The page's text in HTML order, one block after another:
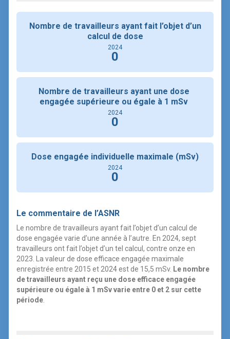
Nombre de travailleurs ayant fait l’objet d’un
calcul de dose
2024
0
Nombre de travailleurs ayant une dose
engagée supérieure ou égale à 1 mSv
2024
0
Dose engagée individuelle maximale (mSv)
2024
0
Le commentaire de l’ASNR
Le nombre de travailleurs ayant fait l’objet d’un calcul de
dose engagée varie d’une année à l’autre. En 2024, sept
travailleurs ont fait l’objet d’un tel calcul, contre onze en
2023. La valeur de dose efficace engagée maximale
enregistrée entre 2015 et 2024 est de 15,5 mSv. Le nombre
de travailleurs ayant reçu une dose efficace engagée
supérieure ou égale à 1 mSv varie entre 0 et 2 sur cette
période.